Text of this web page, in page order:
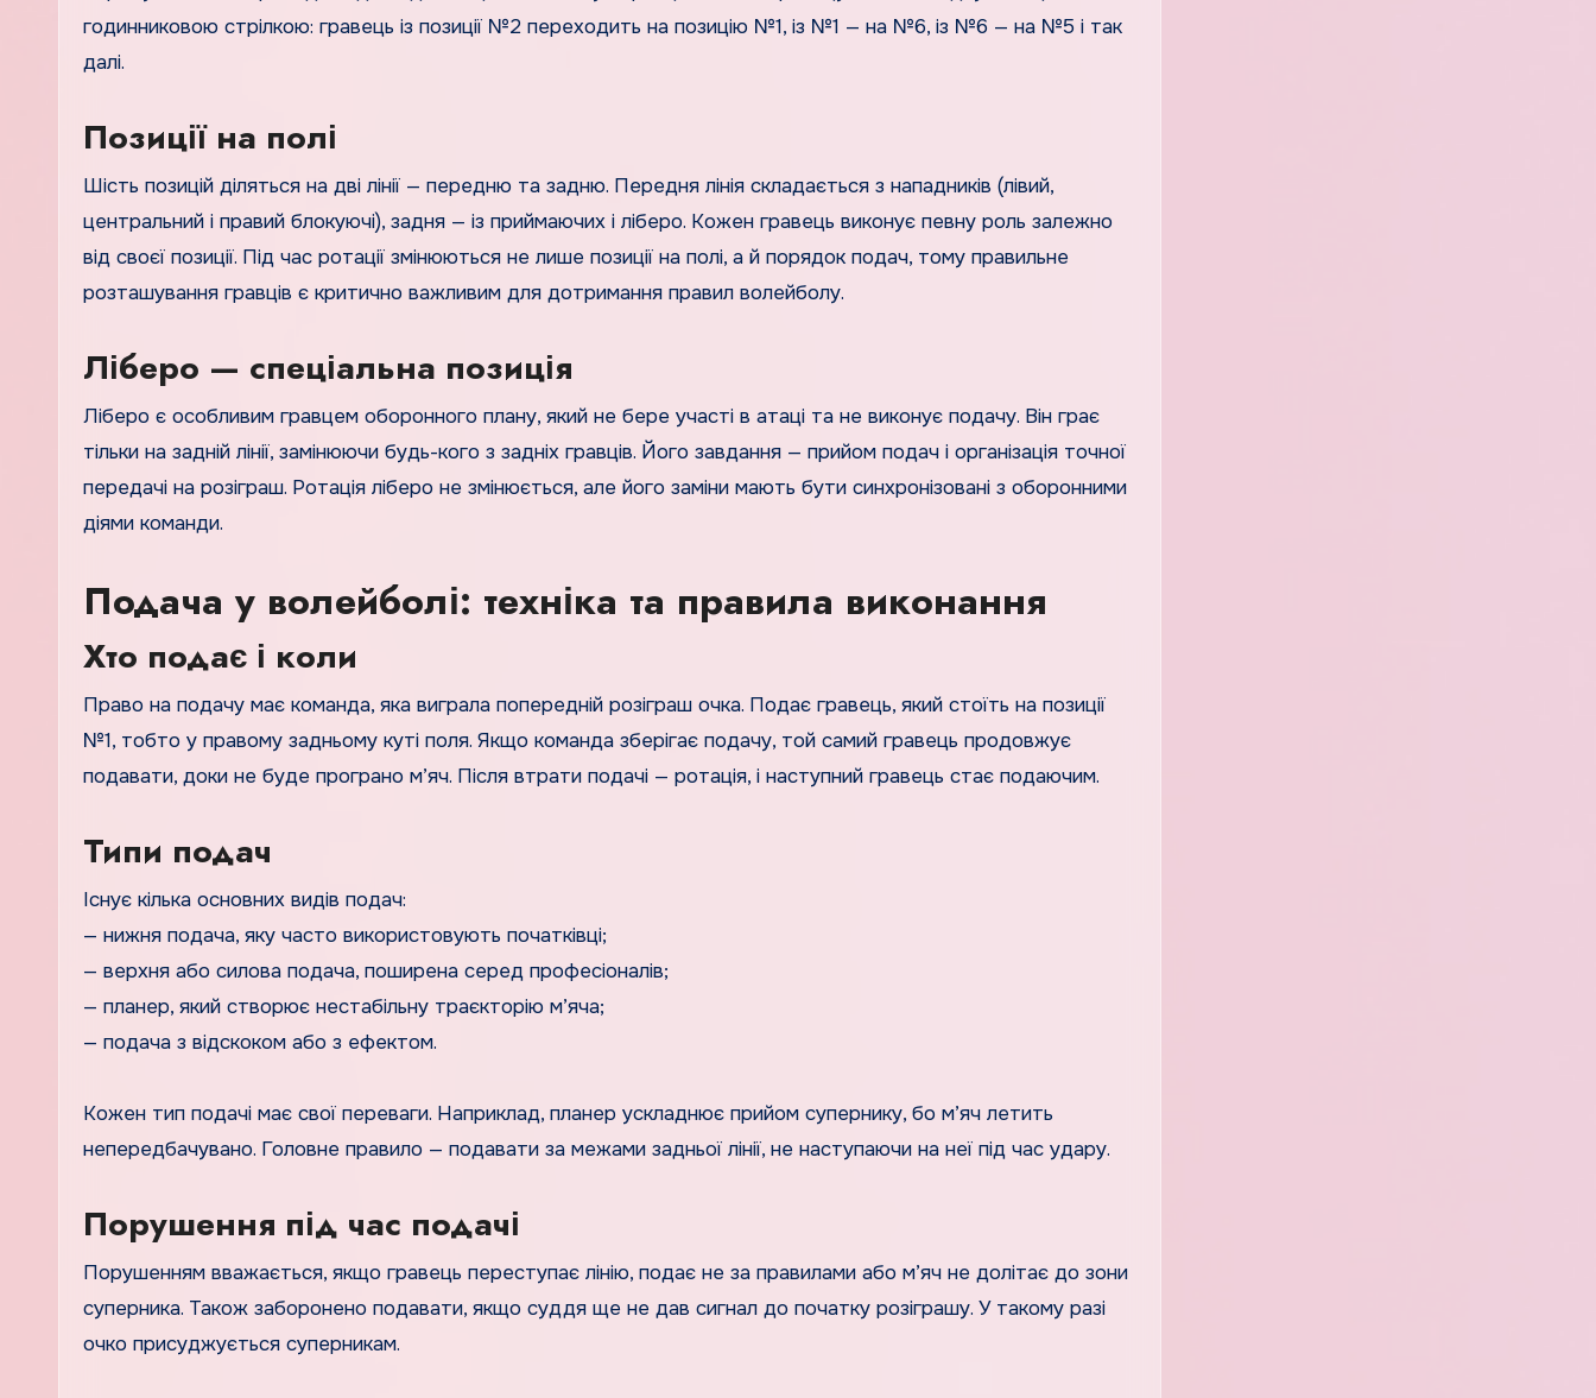
годинниковою стрілкою: гравець із позиції №2 переходить на позицію №1, із №1 — на №6, із №6 — на №5 і так
далі.
Позиції на полі
Шість позицій діляться на дві лінії — передню та задню. Передня лінія складається з нападників (лівий,
центральний і правий блокуючі), задня — із приймаючих і ліберо. Кожен гравець виконує певну роль залежно
від своєї позиції. Під час ротації змінюються не лише позиції на полі, а й порядок подач, тому правильне
розташування гравців є критично важливим для дотримання правил волейболу.
Ліберо — спеціальна позиція
Ліберо є особливим гравцем оборонного плану, який не бере участі в атаці та не виконує подачу. Він грає
тільки на задній лінії, замінюючи будь-кого з задніх гравців. Його завдання — прийом подач і організація точної
передачі на розіграш. Ротація ліберо не змінюється, але його заміни мають бути синхронізовані з оборонними
діями команди.
Подача у волейболі: техніка та правила виконання
Хто подає і коли
Право на подачу має команда, яка виграла попередній розіграш очка. Подає гравець, який стоїть на позиції
№1, тобто у правому задньому куті поля. Якщо команда зберігає подачу, той самий гравець продовжує
подавати, доки не буде програно м’яч. Після втрати подачі — ротація, і наступний гравець стає подаючим.
Типи подач
Існує кілька основних видів подач:
— нижня подача, яку часто використовують початківці;
— верхня або силова подача, поширена серед професіоналів;
— планер, який створює нестабільну траєкторію м’яча;
— подача з відскоком або з ефектом.
Кожен тип подачі має свої переваги. Наприклад, планер ускладнює прийом супернику, бо м’яч летить
непередбачувано. Головне правило — подавати за межами задньої лінії, не наступаючи на неї під час удару.
Порушення під час подачі
Порушенням вважається, якщо гравець переступає лінію, подає не за правилами або м’яч не долітає до зони
суперника. Також заборонено подавати, якщо суддя ще не дав сигнал до початку розіграшу. У такому разі
очко присуджується суперникам.